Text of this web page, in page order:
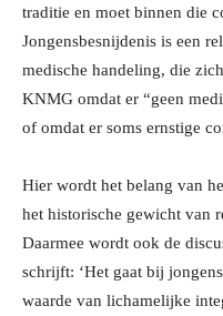
traditie en moet binnen die
Jongensbesnijdenis is een
medische handeling, die
KNMG omdat er “geen
of omdat er soms ernstige
Hier wordt het belang van
het historische gewicht van
Daarmee wordt ook de
schrijft: ‘Het gaat bij
waarde van lichamelijke